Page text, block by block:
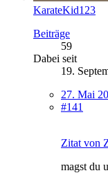
KarateKid123
Beiträge
59
Dabei seit
19.
27. Mai
#141
Zitat von
magst du